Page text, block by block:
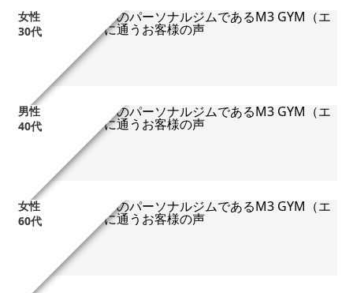
女性
30代
男性
40代
女性
60代